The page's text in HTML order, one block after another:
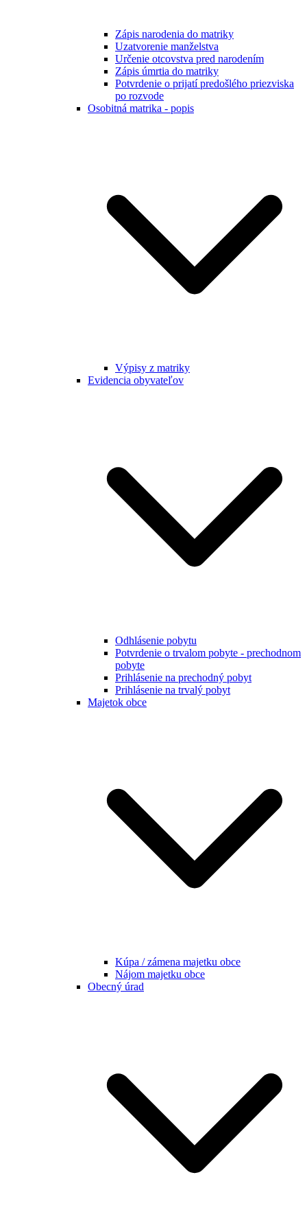
Zápis narodenia do matriky
Uzatvorenie manželstva
Určenie otcovstva pred narodením
Zápis úmrtia do matriky
Potvrdenie o prijatí predošlého priezviska
po rozvode
Osobitná matrika - popis
Výpisy z matriky
Evidencia obyvateľov
Odhlásenie pobytu
Potvrdenie o trvalom pobyte - prechodnom
pobyte
Prihlásenie na prechodný pobyt
Prihlásenie na trvalý pobyt
Majetok obce
Kúpa / zámena majetku obce
Nájom majetku obce
Obecný úrad